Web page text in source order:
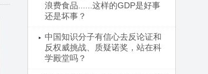
浪费食品......这样的GDP是好事
还是坏事？
中国知识分子有信心去反论证和
反权威挑战、质疑诺奖，站在科
学殿堂吗？